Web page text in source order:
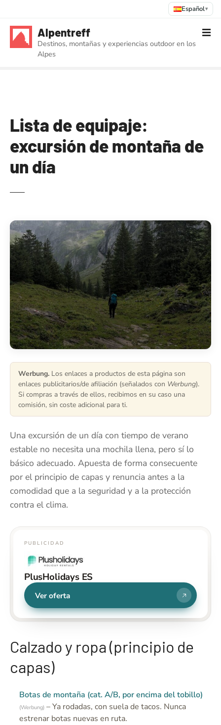
Español▾
Alpentreff
Destinos, montañas y experiencias outdoor en los
Alpes
Lista de equipaje:
excursión de montaña de
un día
Werbung. Los enlaces a productos de esta página son
enlaces publicitarios/de afiliación (señalados con Werbung).
Si compras a través de ellos, recibimos en su caso una
comisión, sin coste adicional para ti.
Una excursión de un día con tiempo de verano
estable no necesita una mochila llena, pero sí lo
básico adecuado. Apuesta de forma consecuente
por el principio de capas y renuncia antes a la
comodidad que a la seguridad y a la protección
contra el clima.
PUBLICIDAD
PlusHolidays ES
Ver oferta
Calzado y ropa (principio de
capas)
Botas de montaña (cat. A/B, por encima del tobillo)
(Werbung) – Ya rodadas, con suela de tacos. Nunca
estrenar botas nuevas en ruta.